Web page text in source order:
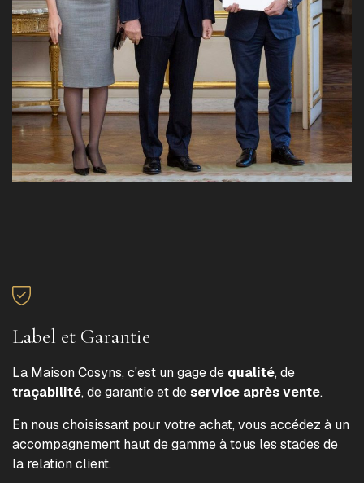
Label et Garantie
La Maison Cosyns, c'est un gage de qualité, de
traçabilité, de garantie et deservice après vente.
En nous choisissant pour votre achat, vous accédez à un
accompagnement haut de gamme à tous les stades de
la relation client.